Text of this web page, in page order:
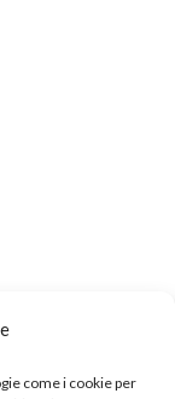
come i cookie per